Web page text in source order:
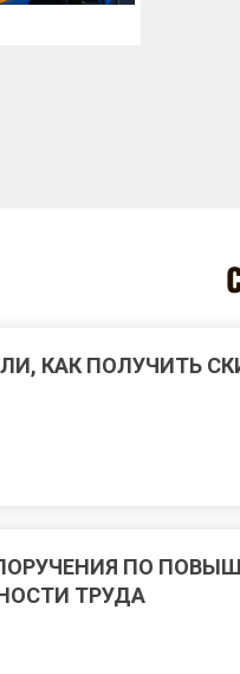
КАК ПОЛУЧИТЬ
ПО
ТРУДА